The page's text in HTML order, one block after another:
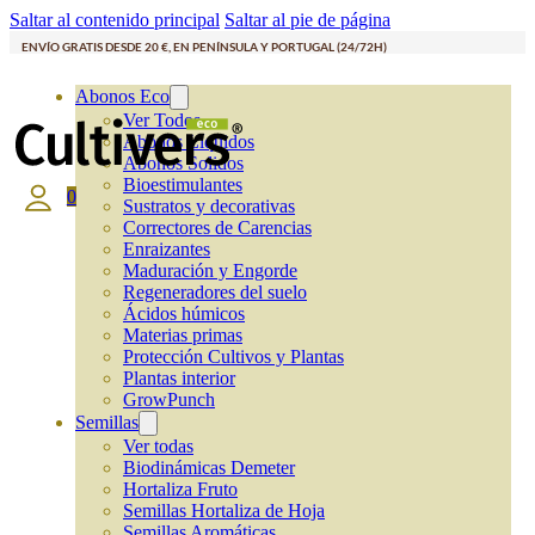
Saltar al contenido principal Saltar al pie de página
ENVÍO GRATIS DESDE 20 €, EN PENÍNSULA Y PORTUGAL (24/72H)
Abonos Eco
Ver Todos
Abonos Líquidos
Abonos Solidos
Bioestimulantes
Sustratos y decorativas
Correctores de Carencias
Enraizantes
Maduración y Engorde
Regeneradores del suelo
Ácidos húmicos
Materias primas
Protección Cultivos y Plantas
Plantas interior
GrowPunch
Semillas
Ver todas
Biodinámicas Demeter
Hortaliza Fruto
Semillas Hortaliza de Hoja
0